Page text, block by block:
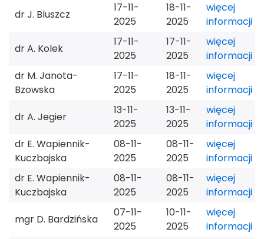
dr J. Bluszcz
17-11-
2025
18-11-
2025
więcej
informacji
dr A. Kolek
17-11-
2025
17-11-
2025
więcej
informacji
dr M. Janota-
Bzowska
17-11-
2025
18-11-
2025
więcej
informacji
dr A. Jegier
13-11-
2025
13-11-
2025
więcej
informacji
dr E. Wapiennik-
Kuczbajska
08-11-
2025
08-11-
2025
więcej
informacji
dr E. Wapiennik-
Kuczbajska
08-11-
2025
08-11-
2025
więcej
informacji
mgr D. Bardzińska
07-11-
2025
10-11-
2025
więcej
informacji